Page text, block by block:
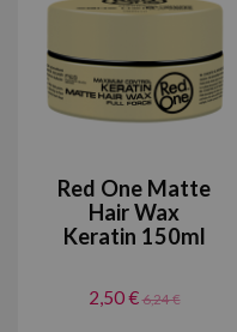
Red One Matte
Hair Wax
Keratin 150ml
2,50 €6,24 €